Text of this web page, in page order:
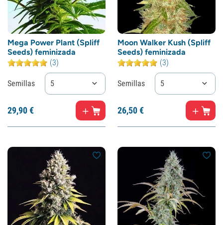
Mega Power Plant (Spliff
Seeds) feminizada
(3)
Semillas 5
29,90€
Moon Walker Kush (Spliff
Seeds) feminizada
(3)
Semillas 5
26,50€